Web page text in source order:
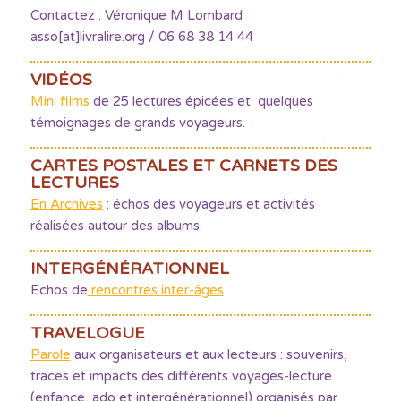
Contactez : Véronique M Lombard
asso[at]livralire.org / 06 68 38 14 44
VIDÉOS
Mini films de 25 lectures épicées et quelques
témoignages de grands voyageurs.
CARTES POSTALES ET CARNETS DES
LECTURES
En Archives : échos des voyageurs et activités
réalisées autour des albums.
INTERGÉNÉRATIONNEL
Echos de rencontres inter-âges
TRAVELOGUE
Parole aux organisateurs et aux lecteurs : souvenirs,
traces et impacts des différents voyages-lecture
(enfance, ado et intergénérationnel) organisés par